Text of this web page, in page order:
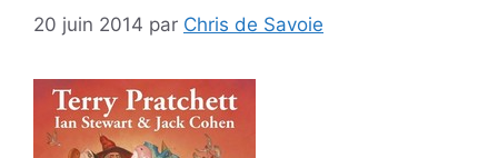
20 juin 2014 par Chris de Savoie